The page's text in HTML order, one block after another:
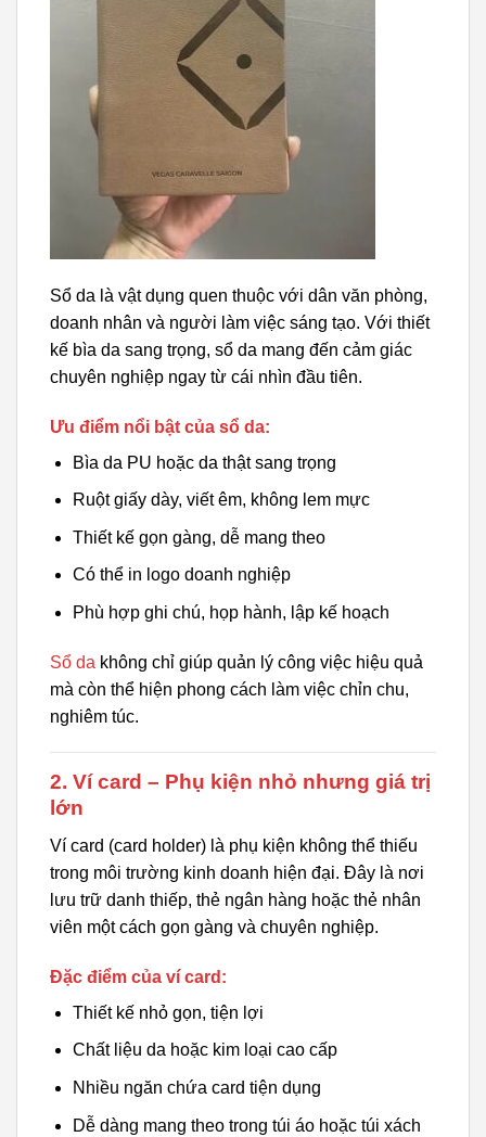
Sổ da là vật dụng quen thuộc với dân văn phòng,
doanh nhân và người làm việc sáng tạo. Với thiết
kế bìa da sang trọng, sổ da mang đến cảm giác
chuyên nghiệp ngay từ cái nhìn đầu tiên.
Ưu điểm nổi bật của sổ da:
Bìa da PU hoặc da thật sang trọng
Ruột giấy dày, viết êm, không lem mực
Thiết kế gọn gàng, dễ mang theo
Có thể in logo doanh nghiệp
Phù hợp ghi chú, họp hành, lập kế hoạch
Sổ da không chỉ giúp quản lý công việc hiệu quả
mà còn thể hiện phong cách làm việc chỉn chu,
nghiêm túc.
2. Ví card – Phụ kiện nhỏ nhưng giá trị
lớn
Ví card (card holder) là phụ kiện không thể thiếu
trong môi trường kinh doanh hiện đại. Đây là nơi
lưu trữ danh thiếp, thẻ ngân hàng hoặc thẻ nhân
viên một cách gọn gàng và chuyên nghiệp.
Đặc điểm của ví card:
Thiết kế nhỏ gọn, tiện lợi
Chất liệu da hoặc kim loại cao cấp
Nhiều ngăn chứa card tiện dụng
Dễ dàng mang theo trong túi áo hoặc túi xách